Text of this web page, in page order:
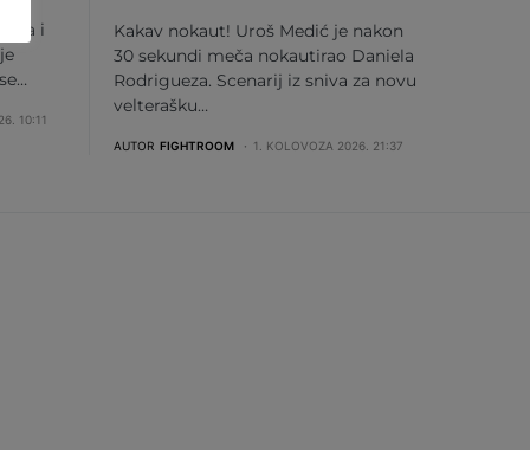
i
10:11
Kakav nokaut! Uroš Medić je nakon
30 sekundi meča nokautirao Daniela
Rodrigueza. Scenarij iz sniva za novu
velterašku…
AUTOR FIGHTROOM 1. KOLOVOZA 2026. 21:37